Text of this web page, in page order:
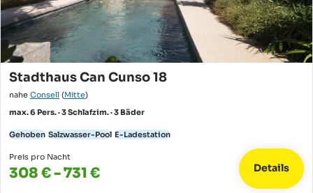
Stadthaus Can Cunso 18
nahe Consell (Mitte)
max. 6 Pers. · 3 Schlafzim. · 3 Bäder
Gehoben Salzwasser-Pool E-Ladestation
Preis pro Nacht
308 € - 731 € Details